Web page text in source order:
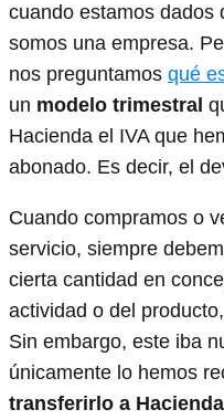
cuando estamos dados
somos una empresa.
nos preguntamos qué
un modelo trimestral
Hacienda el IVA que
abonado. Es decir, el
Cuando compramos o
servicio, siempre
cierta cantidad en
actividad o del
Sin embargo, este iba
únicamente lo hemos
transferirlo a Hacienda